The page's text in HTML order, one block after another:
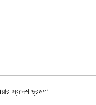
স্বদেশ ভ্রমণ’